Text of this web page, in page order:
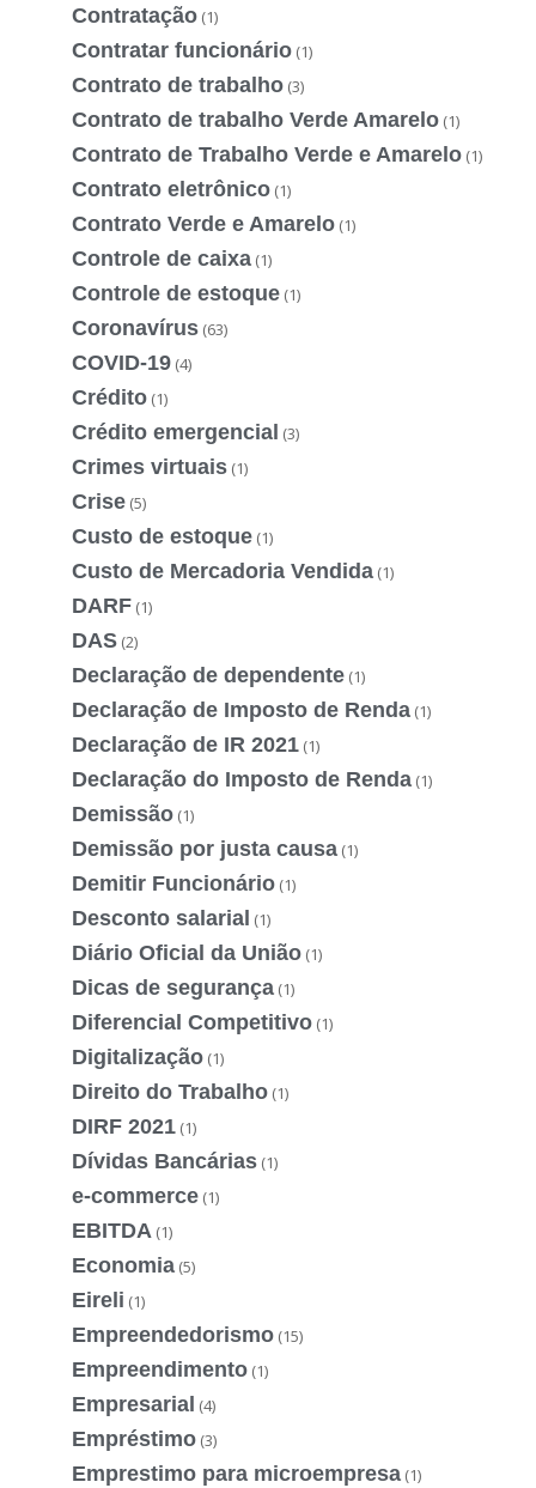
Contratação (1)
Contratar funcionário (1)
Contrato de trabalho (3)
Contrato de trabalho Verde Amarelo (1)
Contrato de Trabalho Verde e Amarelo (1)
Contrato eletrônico (1)
Contrato Verde e Amarelo (1)
Controle de caixa (1)
Controle de estoque (1)
Coronavírus (63)
COVID-19 (4)
Crédito (1)
Crédito emergencial (3)
Crimes virtuais (1)
Crise (5)
Custo de estoque (1)
Custo de Mercadoria Vendida (1)
DARF (1)
DAS (2)
Declaração de dependente (1)
Declaração de Imposto de Renda (1)
Declaração de IR 2021 (1)
Declaração do Imposto de Renda (1)
Demissão (1)
Demissão por justa causa (1)
Demitir Funcionário (1)
Desconto salarial (1)
Diário Oficial da União (1)
Dicas de segurança (1)
Diferencial Competitivo (1)
Digitalização (1)
Direito do Trabalho (1)
DIRF 2021 (1)
Dívidas Bancárias (1)
e-commerce (1)
EBITDA (1)
Economia (5)
Eireli (1)
Empreendedorismo (15)
Empreendimento (1)
Empresarial (4)
Empréstimo (3)
Emprestimo para microempresa (1)